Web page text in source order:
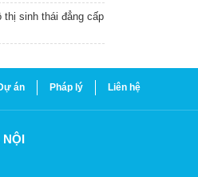
thị sinh thái đẳng cấp
án Pháp lý Liên hệ
NỘI